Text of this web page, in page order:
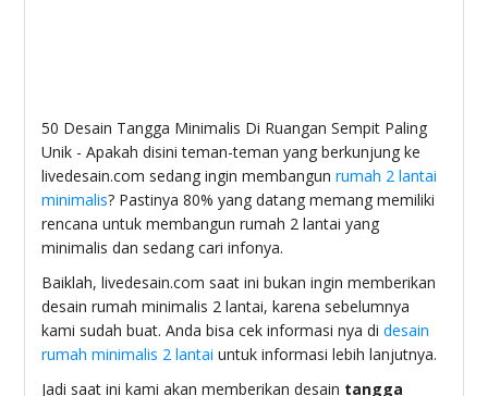
50 Desain Tangga Minimalis Di Ruangan Sempit Paling
Unik - Apakah disini teman-teman yang berkunjung ke
livedesain.com sedang ingin membangunrumah 2 lantai
minimalis? Pastinya 80% yang datang memang memiliki
rencana untuk membangun rumah 2 lantai yang
minimalis dan sedang cari infonya.
Baiklah, livedesain.com saat ini bukan ingin memberikan
desain rumah minimalis 2 lantai, karena sebelumnya
kami sudah buat. Anda bisa cek informasi nya didesain
rumah minimalis 2 lantai untuk informasi lebih lanjutnya.
Jadi saat ini kami akan memberikan desain tangga